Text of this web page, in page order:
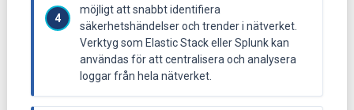
möjligt att snabbt identifiera
säkerhetshändelser och trender i nätverket.
Verktyg som Elastic Stack eller Splunk kan
användas för att centralisera och analysera
loggar från hela nätverket.